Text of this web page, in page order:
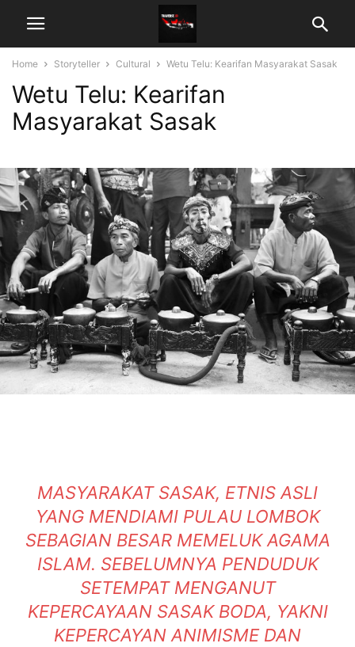
Home Storyteller Cultural Wetu Telu: Kearifan Masyarakat Sasak
Wetu Telu: Kearifan
Masyarakat Sasak
MASYARAKAT SASAK, ETNIS ASLI
YANG MENDIAMI PULAU LOMBOK
SEBAGIAN BESAR MEMELUK AGAMA
ISLAM. SEBELUMNYA PENDUDUK
SETEMPAT MENGANUT
KEPERCAYAAN SASAK BODA, YAKNI
KEPERCAYAN ANIMISME DAN